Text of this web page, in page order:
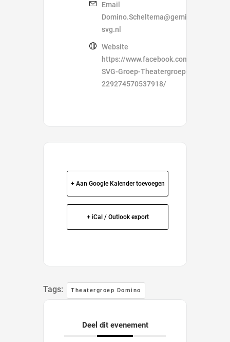
Email
Domino.Scheltema@gemiva-
svg.nl
Website
https://www.facebook.com/Gemiva-
SVG-Groep-Theatergroep-Domino-
229274570537918/
+ Aan Google Kalender toevoegen
+ iCal / Outlook export
Tags: Theatergroep Domino
Deel dit evenement